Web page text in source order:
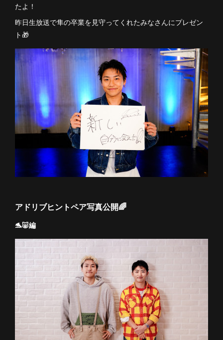
たよ！
昨日生放送で隼の卒業を見守ってくれたみなさんにプレゼン
ト🎁
アドリブヒントペア写真公開🌈
🐬🐷編